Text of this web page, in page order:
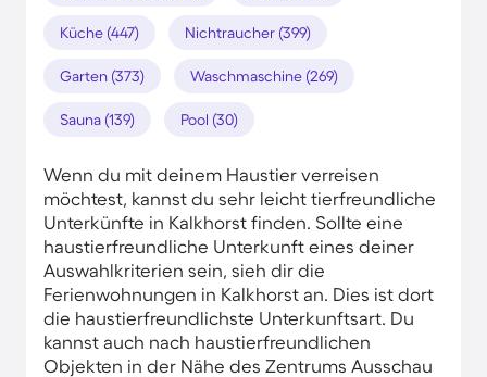
Küche (447) Nichtraucher (399)
Garten (373) Waschmaschine (269)
Sauna (139) Pool (30)
Wenn du mit deinem Haustier verreisen
möchtest, kannst du sehr leicht tierfreundliche
Unterkünfte in Kalkhorst finden. Sollte eine
haustierfreundliche Unterkunft eines deiner
Auswahlkriterien sein, sieh dir die
Ferienwohnungen in Kalkhorst an. Dies ist dort
die haustierfreundlichste Unterkunftsart. Du
kannst auch nach haustierfreundlichen
Objekten in der Nähe des Zentrums Ausschau